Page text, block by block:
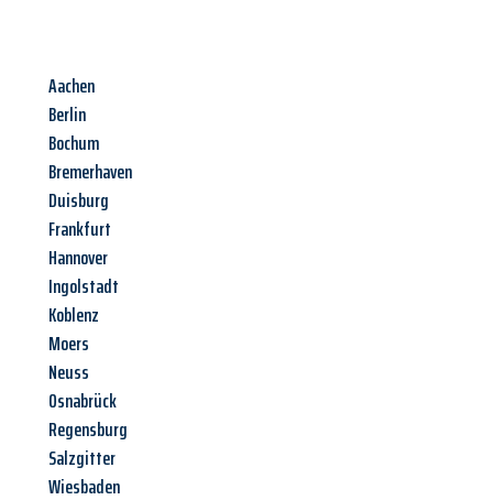
Aachen
Berlin
Bochum
Bremerhaven
Duisburg
Frankfurt
Hannover
Ingolstadt
Koblenz
Moers
Neuss
Osnabrück
Regensburg
Salzgitter
Wiesbaden